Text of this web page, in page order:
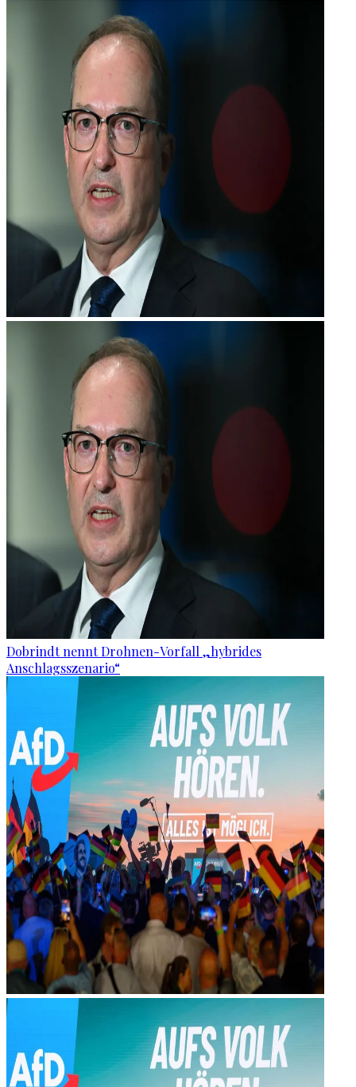
Dobrindt nennt Drohnen-Vorfall „hybrides
Anschlagsszenario“